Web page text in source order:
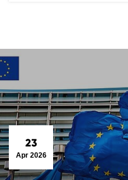
23
Apr 2026